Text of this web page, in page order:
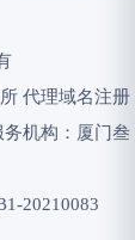
代理域名注册
机构：厦门叁
20210083